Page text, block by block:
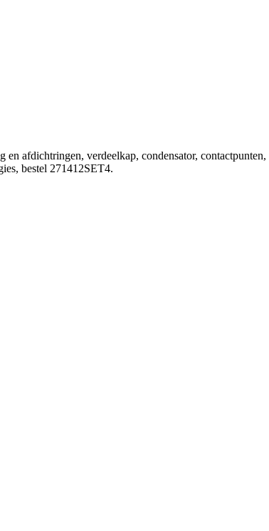
afdichtringen, verdeelkap, condensator,
bestel 271412SET4.